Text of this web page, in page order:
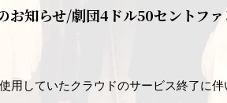
お知らせ/劇団4ドル50セントフ
用していたクラウドのサービス終了に伴